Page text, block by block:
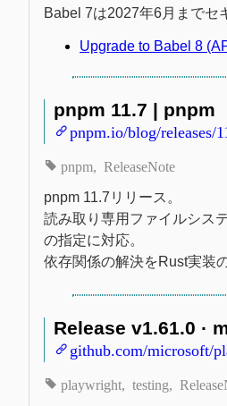
Babel 7は2027年6月までセ
Upgrade to Babel 8
pnpm 11.7 | pnpm
pnpm.io/blog/releases/
pnpm ReleaseNote
pnpm 11.7リリース。
読み取り専用ファイルシス
の指定に対応。
依存関係の解決をRust実装
Release v1.61.0 ·
github.com/microsoft/
playwright testing